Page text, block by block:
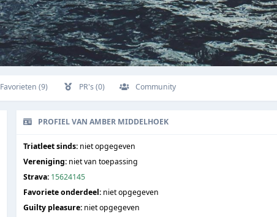
Favorieten (9) PR's (0) Community
PROFIEL VAN AMBER MIDDELHOEK
Triatleet sinds:niet opgegeven
Vereniging:niet van toepassing
Strava: 15624145
Favoriete onderdeel:niet opgegeven
Guilty pleasure:niet opgegeven